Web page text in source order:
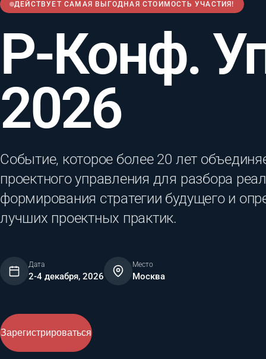
ДЕЙСТВУЕТ САМАЯ ВЫГОДНАЯ СТОИМОСТЬ УЧАСТИЯ!
Р-Конф.
2026
Событие, которое более 20 лет
проектного управления для разбора
формирования стратегии будущего и
лучших проектных практик.
Дата
2-4 декабря, 2026
Место
Москва
Зарегистрироваться